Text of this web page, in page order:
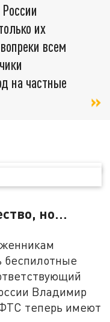
их
всем
на частные
но…
беспилотные
Владимир
теперь имеют